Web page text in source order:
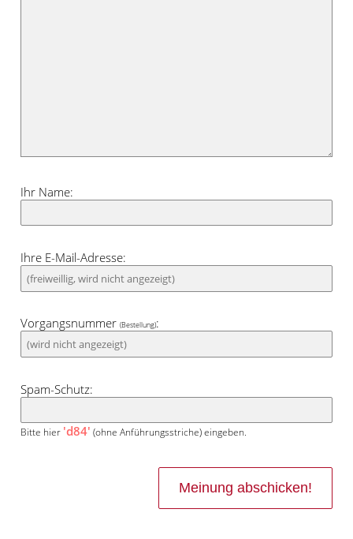
Ihr Name:
Ihre E-Mail-Adresse:
Vorgangsnummer(Bestellung):
Spam-Schutz:
Bitte hier 'd84' (ohne Anführungsstriche) eingeben.